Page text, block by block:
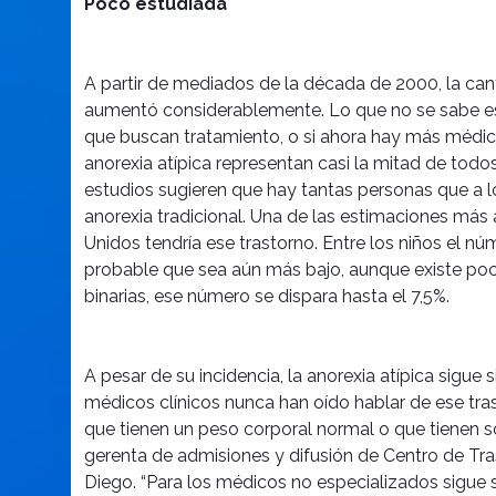
A partir de mediados de la década de 2000, la
aumentó considerablemente. Lo que no se sabe
que buscan tratamiento, o si ahora hay más
anorexia atípica representan casi la mitad de
estudios sugieren que hay tantas personas que
anorexia tradicional. Una de las estimaciones
Unidos tendría ese trastorno. Entre los niños el
probable que sea aún más bajo, aunque existe
binarias, ese número se dispara hasta el 7,5%.
A pesar de su incidencia, la anorexia atípica
médicos clínicos nunca han oído hablar de ese
que tienen un peso corporal normal o que tienen
gerenta de admisiones y difusión de Centro de
Diego. “Para los médicos no especializados sigue